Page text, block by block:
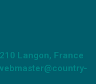
Langon, France